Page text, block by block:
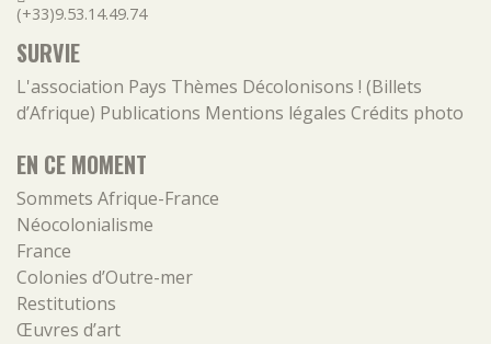
(+33)9.53.14.49.74
SURVIE
L'association Pays Thèmes Décolonisons ! (Billets
d’Afrique) Publications Mentions légales Crédits photo
EN CE MOMENT
Sommets Afrique-France
Néocolonialisme
France
Colonies d’Outre-mer
Restitutions
Œuvres d’art